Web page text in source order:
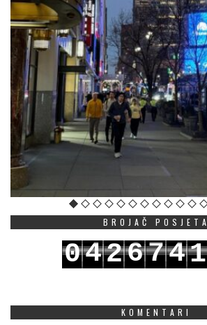
BROJAČ POSJETA
0426741
KOMENTARI